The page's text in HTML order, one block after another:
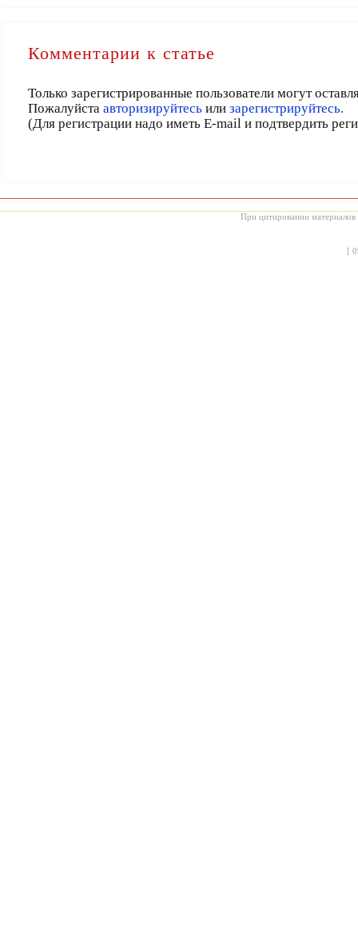
Комментарии к статье
Только зарегистрированные пользователи могут
Пожалуйста авторизируйтесьили зарегистрируйтесь.
(Для регистрации надо иметь E-mail и подтвердить
При цитировании материалов
[